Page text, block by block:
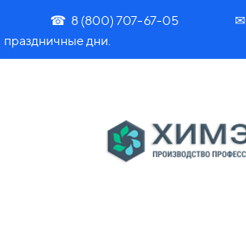
☎ 8 (800) 707-67-05 ✉
праздничные дни.